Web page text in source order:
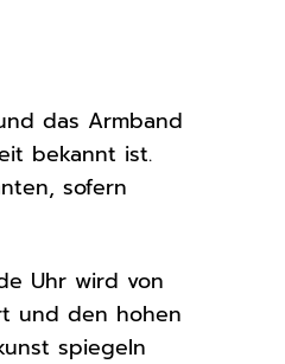
das Armband
bekannt ist.
sofern
Uhr wird von
und den hohen
spiegeln